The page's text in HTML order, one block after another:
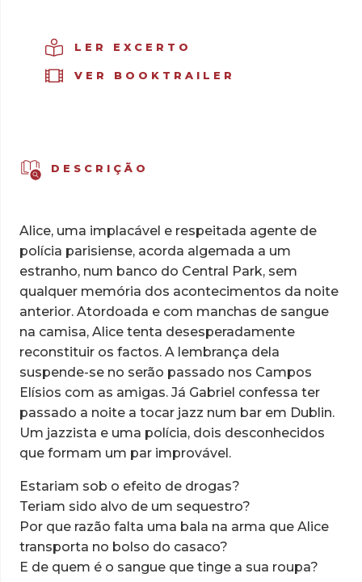
LER EXCERTO
VER BOOKTRAILER
DESCRIÇÃO
Alice, uma implacável e respeitada agente de
polícia parisiense, acorda algemada a um
estranho, num banco do Central Park, sem
qualquer memória dos acontecimentos da noite
anterior. Atordoada e com manchas de sangue
na camisa, Alice tenta desesperadamente
reconstituir os factos. A lembrança dela
suspende-se no serão passado nos Campos
Elísios com as amigas. Já Gabriel confessa ter
passado a noite a tocar jazz num bar em Dublin.
Um jazzista e uma polícia, dois desconhecidos
que formam um par improvável.
Estariam sob o efeito de drogas?
Teriam sido alvo de um sequestro?
Por que razão falta uma bala na arma que Alice
transporta no bolso do casaco?
E de quem é o sangue que tinge a sua roupa?